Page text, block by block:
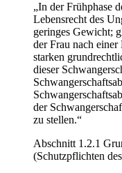
„In der Frühphase
Lebensrecht des
geringes Gewicht;
der Frau nach
starken
dieser
der
zu stellen.“
Abschnitt 1.2.1
(Schutzpflichten